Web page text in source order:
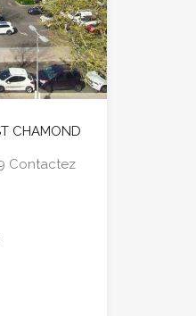
CHAMOND
Contactez